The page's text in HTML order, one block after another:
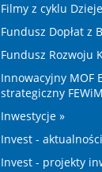
Filmy z cyklu
Fundusz Dopłat z
Fundusz Rozwoju
Innowacyjny MOF
strategiczny
Inwestycje »
Invest -
Invest - projekty